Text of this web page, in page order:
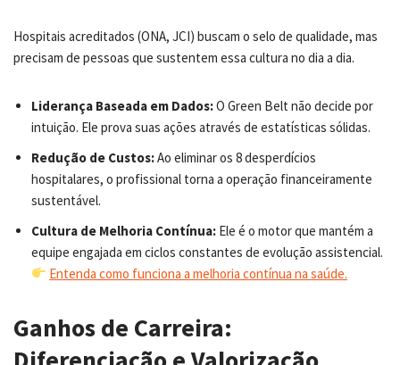
Hospitais acreditados (ONA, JCI) buscam o selo de qualidade, mas
precisam de pessoas que sustentem essa cultura no dia a dia.
Liderança Baseada em Dados:O Green Belt não decide por
intuição. Ele prova suas ações através de estatísticas sólidas.
Redução de Custos:Ao eliminar os 8 desperdícios
hospitalares, o profissional torna a operação financeiramente
sustentável.
Cultura de Melhoria Contínua: Ele é o motor que mantém a
equipe engajada em ciclos constantes de evolução assistencial.
Entenda como funciona a melhoria contínua na saúde.
Ganhos de Carreira: